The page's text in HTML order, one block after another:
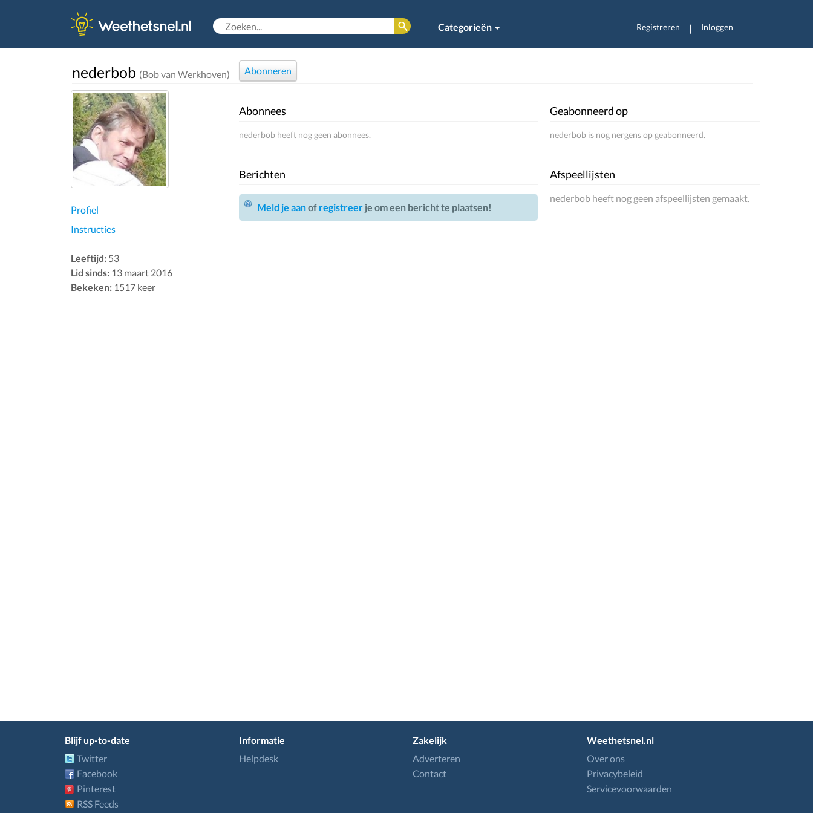
Categorieën Registreren | Inloggen
nederbob (Bob van Werkhoven) Abonneren
Profiel
Instructies
Leeftijd: 53
Lid sinds: 13 maart 2016
Bekeken: 1517 keer
Abonnees
nederbob heeft nog geen abonnees.
Berichten
Meld je aanof registreerje om een bericht te plaatsen!
Geabonneerd op
nederbob is nog nergens op geabonneerd.
Afspeellijsten
nederbob heeft nog geen afspeellijsten gemaakt.
Blijf up-to-date
Twitter
Facebook
Pinterest
RSS Feeds
Informatie
Helpdesk
Zakelijk
Adverteren
Contact
Weethetsnel.nl
Over ons
Privacybeleid
Servicevoorwaarden